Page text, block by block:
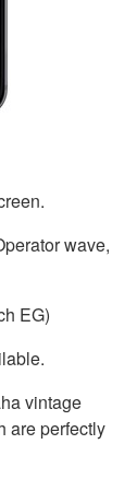
wave,
EG)
vintage
are perfectly